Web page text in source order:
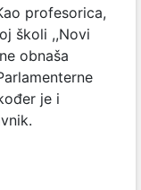
profesorica,
školi ,,Novi
obnaša
je i